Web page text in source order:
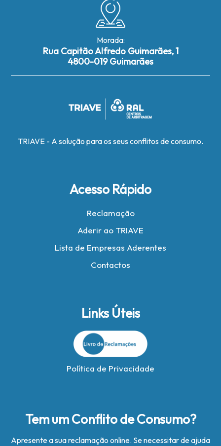
Morada:
Rua Capitão Alfredo Guimarães, 1
4800-019 Guimarães
TRIAVE - A solução para os seus conflitos de consumo.
Acesso Rápido
Reclamação
Aderir ao TRIAVE
Lista de Empresas Aderentes
Contactos
Links Úteis
Política de Privacidade
Tem um Conflito de Consumo?
Apresente a sua reclamação online. Se necessitar de ajuda